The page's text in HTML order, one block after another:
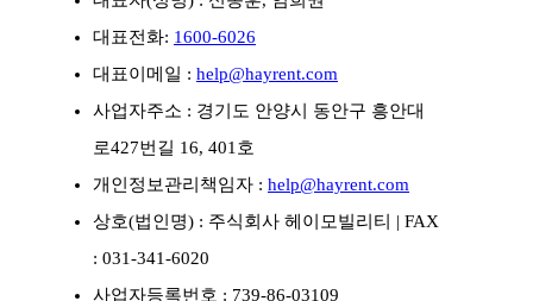
대표전화: 1600-6026
대표이메일 : help@hayrent.com
사업자주소 : 경기도 안양시 동안구 흥안대
로427번길 16, 401호
개인정보관리책임자 : help@hayrent.com
상호(법인명) : 주식회사 헤이모빌리티
| FAX
: 031-341-6020
사업자등록번호 : 739-86-03109